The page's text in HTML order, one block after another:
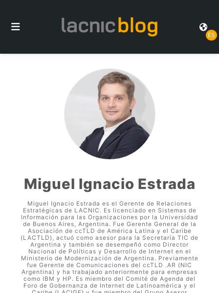
ES
Miguel Ignacio Estrada
Miguel Ignacio Estrada es el Gerente de Relaciones
Estratégicas de LACNIC. Es licenciado en Sistemas de
Información para las Organizaciones por la Universidad
de Buenos Aires, Argentina. Fue Gerente General de la
Asociación de ccTLD de América Latina y el Caribe
(LACTLD), actuó como asesor para la Secretaría TIC de
Argentina y también se desempeñó como Director
Nacional de Políticas y Desarrollo de Internet en el
Ministerio de Modernización de Argentina. Previamente
fue Gerente de Comunicaciones del ccTLD .AR (NIC
Argentina) y ha trabajado anteriormente para empresas
como IBM y HP. Es miembro del Comité de Agenda del
Foro de Gobernanza de Internet de Latinoamérica y el